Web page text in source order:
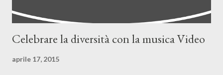
Celebrare la diversità con la musica Video
aprile 17, 2015